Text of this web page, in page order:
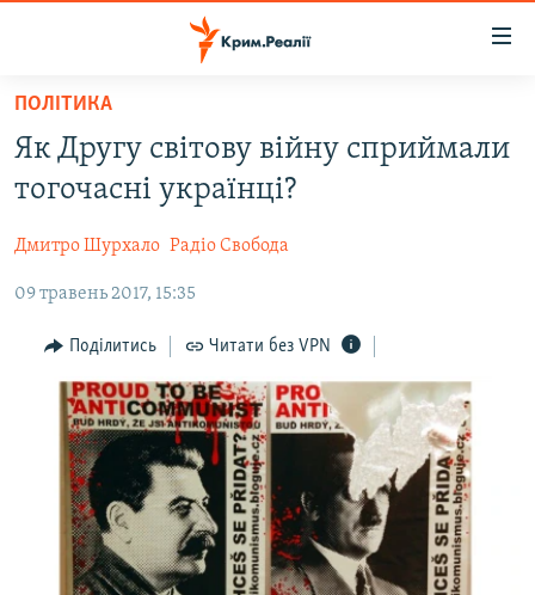
Перейти
основного
матеріалу
до
навігації
Перейти
пошуку
ВОДА.КРИМ
ВІДЕО ТА ФОТО
ПОЛІТИКА
БЛОГИ
ПОГЛЯД
ІНТЕРВ'Ю
ВСЕ ЗА ДЕНЬ
СПЕЦПРОЕКТИ
ДЕПОРТАЦІЯ
ВІДЕОУРОКИ «ELIFBE»
ЯК ОБІЙТИ БЛОКУВАННЯ
Русский
ПОЛІТИКА
Як Другу світову війну сприймали
тогочасні українці?
Дмитро Шурхало Радіо Свобода
09 травень 2017, 15:35
Поділитись Читати без VPN